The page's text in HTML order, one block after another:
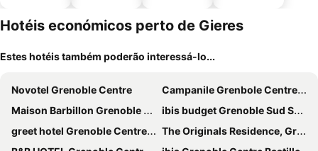
mento
Hotéis económicos perto de Gieres
Estes hotéis também poderão interessá-lo...
Novotel Grenoble Centre
Campanile Grenbole Centre Gare
Maison Barbillon Grenoble - Centre Gare
ibis budget Grenoble Sud Seyssins
greet hotel Grenoble Centre Gare
The Originals Residence, Grenoble Universite